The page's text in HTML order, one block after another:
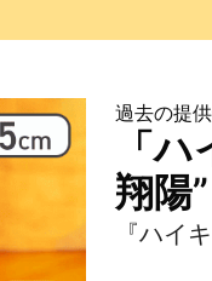
過去の提
「
翔陽”
『ハイ